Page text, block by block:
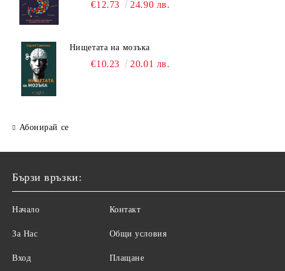
€12.73 24.90 лв.
Нищетата на мозъка
€10.23 20.01 лв.
Абонирай се
Бързи връзки:
Начало
За Нас
Вход
Контакт
Общи условия
Плащане